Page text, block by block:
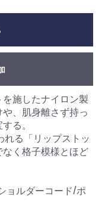
トへ進む
を施したナイロン製
、肌身離さず持っ
る。
れる「リップストッ
く格子模様とほど
ョルダーコード/ポ